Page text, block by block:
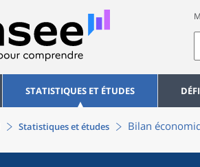
STATISTIQUES ET ÉTUDES
Statistiques et études Bilan